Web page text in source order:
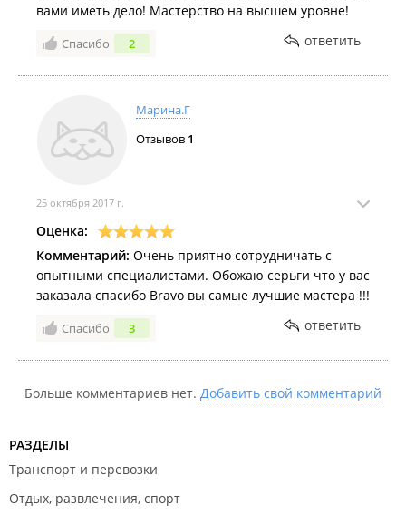
вами иметь дело! Мастерство на высшем уровне!
Спасибо 2 ответить
Марина.Г
Отзывов 1
25 октября 2017 г.
Оценка:
Комментарий: Очень приятно сотрудничать с
опытными специалистами. Обожаю серьги что у вас
заказала спасибо Bravo вы самые лучшие мастера !!!
Спасибо 3 ответить
Больше комментариев нет. Добавить свой комментарий
РАЗДЕЛЫ
Транспорт и перевозки
Отдых, развлечения, спорт